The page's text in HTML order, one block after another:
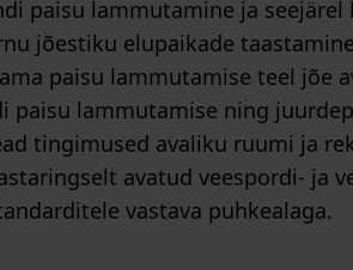
paisu lammutamine ja
jõestiku elupaikade
paisu lammutamise teel jõe
paisu lammutamise ning
tingimused avaliku ruumi ja
avatud veespordi- ja
vastava puhkealaga.